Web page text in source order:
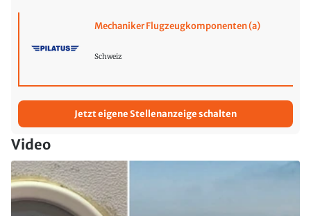
Mechaniker Flugzeugkomponenten (a)
Schweiz
Jetzt eigene Stellenanzeige schalten
Video